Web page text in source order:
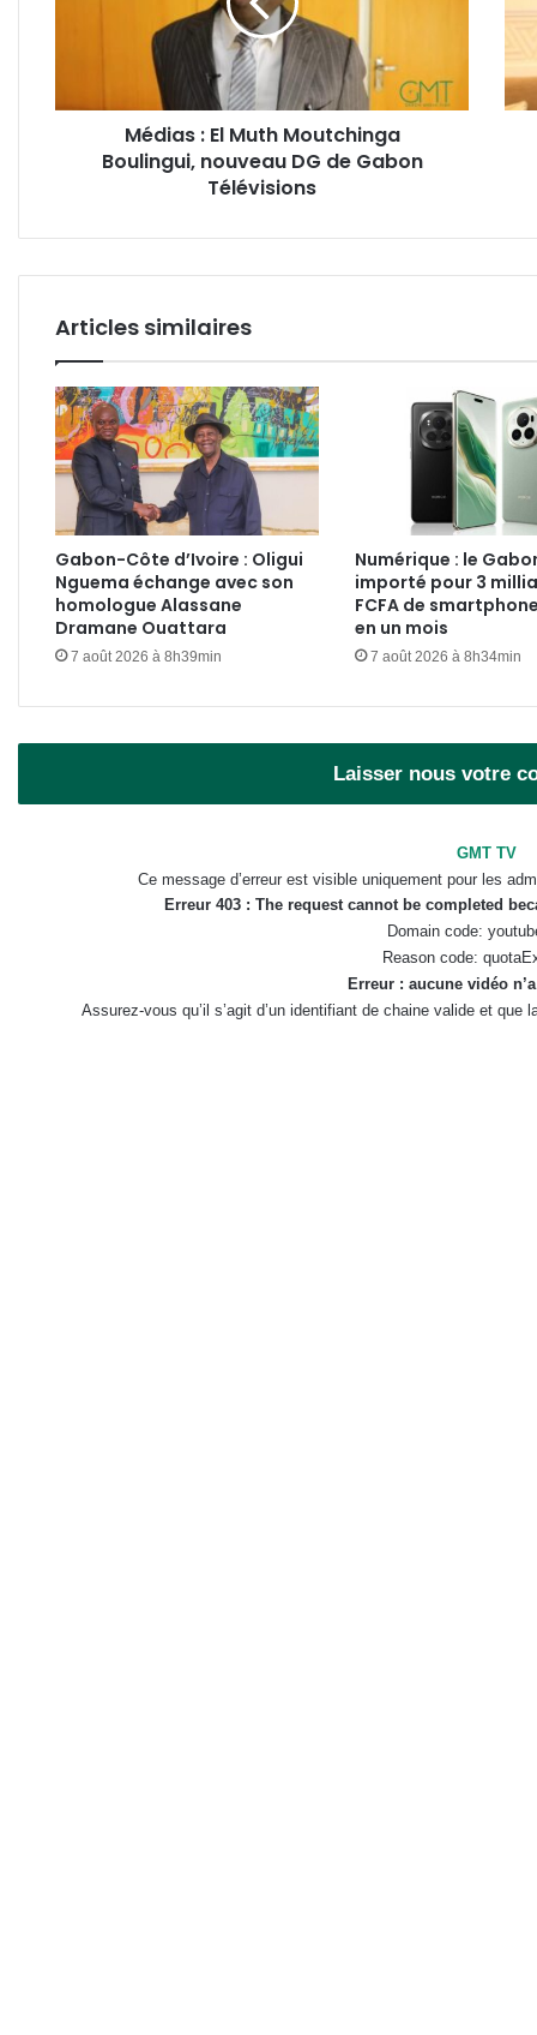
de
Télévisions
Médias : El Muth Moutchinga
Boulingui, nouveau DG de Gabon
Télévisions
au
Articles similaires
Gabon-Côte d’Ivoire : Oligui
Nguema échange avec son
homologue Alassane
Dramane Ouattara
7 août 2026 à 8h39min
Numérique : le
importé pour 3
FCFA de
en un mois
7 août 2026 à 8h34min
Laisser nous votre
GMT TV
Ce message d’erreur est visible uniquement pour les
Erreur 403 : The request cannot be completed
Domain code:
Reason code:
Erreur : aucune vidéo
Assurez-vous qu’il s’agit d’un identifiant de chaine valide et